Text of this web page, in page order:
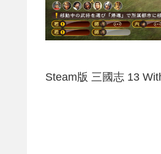
Steam版 三國志 13